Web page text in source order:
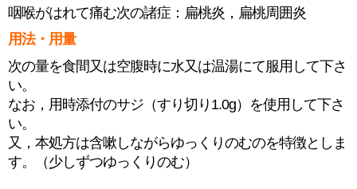
咽喉がはれて痛む次の諸症：扁桃炎，扁桃周囲炎
用法・用量
次の量を食間又は空腹時に水又は温湯にて服用して下さ
い。
なお，用時添付のサジ（すり切り1.0g）を使用して下さ
い。
又，本処方は含嗽しながらゆっくりのむのを特徴としま
す。（少しずつゆっくりのむ）